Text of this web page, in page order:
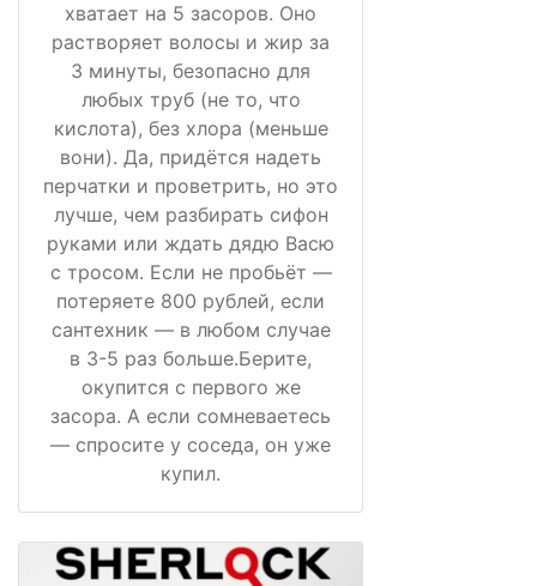
хватает на 5 засоров. Оно
растворяет волосы и жир за
3 минуты, безопасно для
любых труб (не то, что
кислота), без хлора (меньше
вони). Да, придётся надеть
перчатки и проветрить, но это
лучше, чем разбирать сифон
руками или ждать дядю Васю
с тросом. Если не пробьёт —
потеряете 800 рублей, если
сантехник — в любом случае
в 3-5 раз больше.Берите,
окупится с первого же
засора. А если сомневаетесь
— спросите у соседа, он уже
купил.